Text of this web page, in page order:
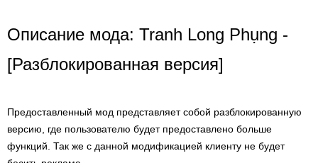
Описание мода: Tranh Long Phụng -
[Разблокированная версия]
Предоставленный мод представляет собой разблокированную
версию, где пользователю будет предоставлено больше
функций. Так же с данной модификацией клиенту не будет